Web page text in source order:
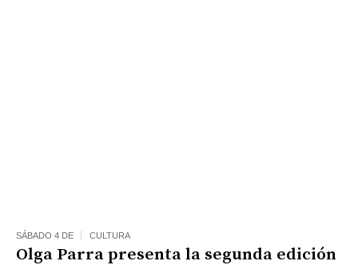
SÁBADO 4 DE CULTURA
Olga Parra presenta la segunda edición